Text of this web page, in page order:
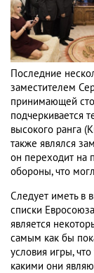
Последние
заместителем
принимающей
подчеркивается
высокого ранга
также являлся
он переходит на
обороны, что
Следует иметь в
списки
является
самым как бы
условия игры,
какими они